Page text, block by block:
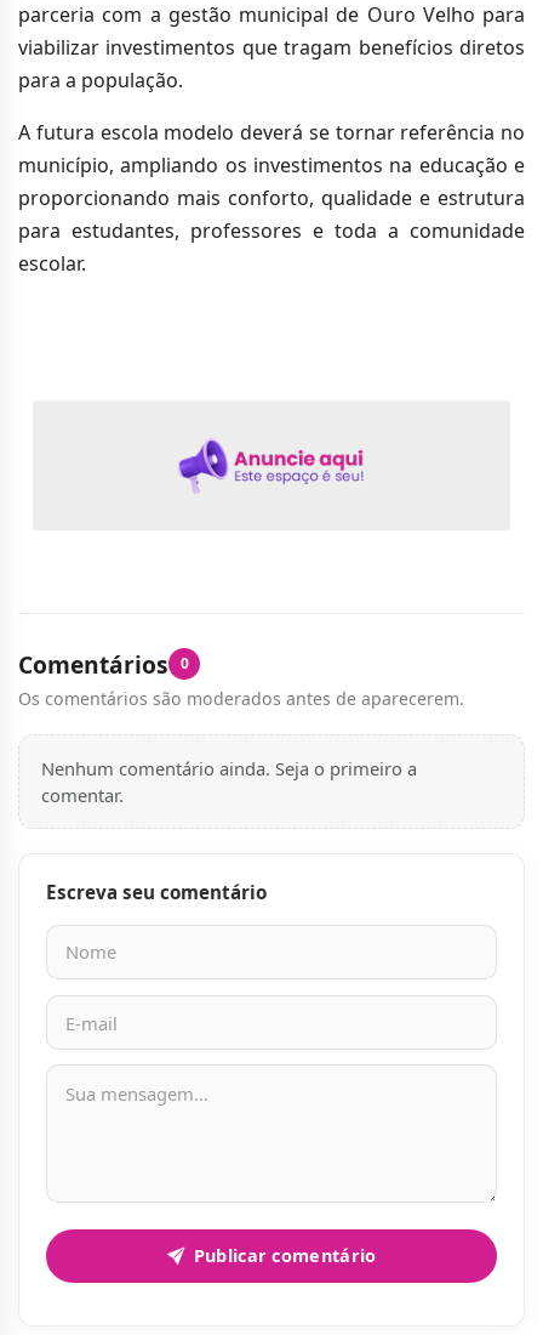
parceria com a gestão municipal de Ouro Velho para
viabilizar investimentos que tragam benefícios diretos
para a população.
A futura escola modelo deverá se tornar referência no
município, ampliando os investimentos na educação e
proporcionando mais conforto, qualidade e estrutura
para estudantes, professores e toda a comunidade
escolar.
Comentários 0
Os comentários são moderados antes de aparecerem.
Nenhum comentário ainda. Seja o primeiro a
comentar.
Escreva seu comentário
Nome
E-mail
Mensagem
Publicar comentário